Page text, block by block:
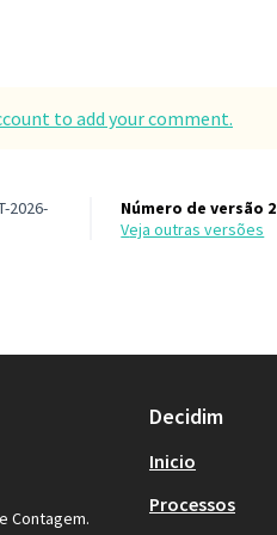
to add your comment.
2026-
Número de versão 2
veja outras versões
Contagem.
Decidim
Inicio
Processos